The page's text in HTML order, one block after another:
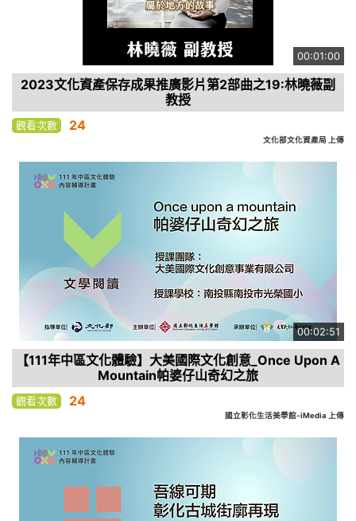
00:01:00
2023文化資產保存成果推廣影片第2部曲之19:林曉薇副
教授
觀看次數 24
文化部文化資產局 上傳
00:02:51
【111年中區文化體驗】大美國際文化創意_Once Upon A
Mountain帕婆仔山奇幻之旅
觀看次數 24
國立彰化生活美學館-iMedia 上傳